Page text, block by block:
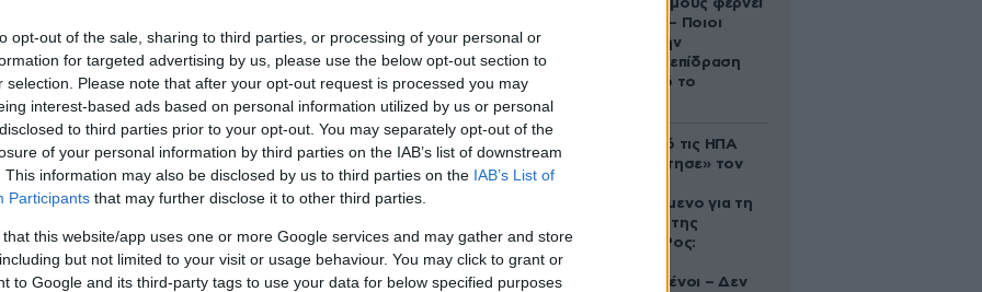
opt-out of the sale, sharing to third parties, or processing of your personal or
for targeted advertising by us, please use the below opt-out section to
selection. Please note that after your opt-out request is processed you may
interest-based ads based on personal information utilized by us or personal
to third parties prior to your opt-out. You may separately opt-out of the
of your personal information by third parties on the IAB’s list of downstream
This information may also be disclosed by us to third parties on the IAB’s List of
Participants that may further disclose it to other third parties.
that this website/app uses one or more Google services and may gather and store
but not limited to your visit or usage behaviour. You may click to grant or
to Google and its third-party tags to use your data for below specified purposes
από τη νεοβυζαντινή αρχιτεκτονική
πεσσίσκοι κλπ). Ωστόσο, τα
του πύργου στην πάροδο του
μεταβολές. Το αρχικό νεοκλασικό ύφος
1938, οπότε αποκτά χαρακτήρα αρ ντεκό.
της πλατείας: από περιοχή
γίνεται το κοινωνικό και πολεοδομικό
στους Διδύμους φέρνει
ανατροπές – Ποιοι
δέχονται την
ευεργετική επίδραση
του Δία από το
Ζευγάρι από τις ΗΠΑ
που «υιοθέτησε» τον
κατηγορούμενο για τη
δολοφονία της
Ελίζαμπεθ Ρος:
συντετριμμένοι – Δεν